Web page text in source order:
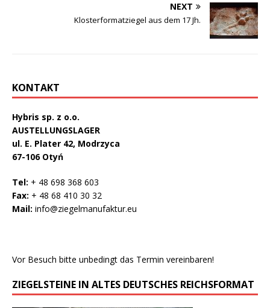
NEXT
Klosterformatziegel aus dem 17 Jh.
KONTAKT
Hybris sp. z o.o.
AUSTELLUNGSLAGER
ul. E. Plater 42, Modrzyca
67-106 Otyń
Tel: + 48 698 368 603
Fax: + 48 68 410 30 32
Mail: info@ziegelmanufaktur.eu
Vor Besuch bitte unbedingt das Termin vereinbaren!
ZIEGELSTEINE IN ALTES DEUTSCHES REICHSFORMAT